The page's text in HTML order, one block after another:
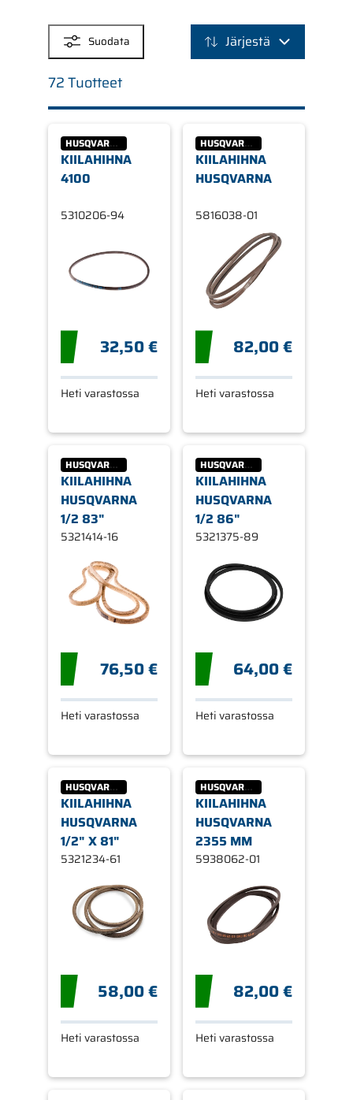
Suodata Järjestä
72 Tuotteet
HUSQVARNA
KIILAHIHNA
4100
5310206-94
32,50 €
Heti varastossa
HUSQVARNA
KIILAHIHNA
HUSQVARNA
5816038-01
82,00 €
Heti varastossa
HUSQVARNA
KIILAHIHNA
HUSQVARNA
1/2 83"
5321414-16
76,50 €
Heti varastossa
HUSQVARNA
KIILAHIHNA
HUSQVARNA
1/2 86"
5321375-89
64,00 €
Heti varastossa
HUSQVARNA
KIILAHIHNA
HUSQVARNA
1/2" X 81"
5321234-61
58,00 €
Heti varastossa
HUSQVARNA
KIILAHIHNA
HUSQVARNA
2355 MM
5938062-01
82,00 €
Heti varastossa